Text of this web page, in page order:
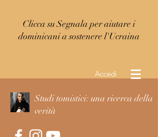
Clicca su Segnala per aiutare i
dominicani a sostenere l'Ucraina
Accedi
Studi tomistici: una ricerca della
verità